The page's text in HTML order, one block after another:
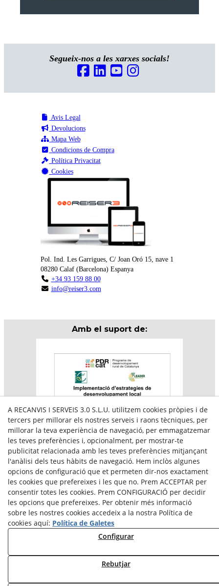
Segueix-nos a les xarxes socials!
Avis Legal
Devolucions
Mapa Web
Condicions de Compra
Política Privacitat
Cookies
Pol. Ind. Les Garrigues, C/ Joan Oró 15, nave 1
08280 Calaf (Barcelona) Espanya
+34 93 159 88 00
info@reiser3.com
Amb el suport de:
Aquesta empresa participa en el programa per a la
contractació de persones en situació de major
vulnerabilitat,
subvencionat pel Servei Públic d’Ocupació de Catalunya i
amb el cofinançament del Fons Social Europeu Plus
A RECANVIS I SERVEIS 3.0 S.L.U. utilitzem cookies pròpies i de
tercers per millorar els nostres serveis i raons tècniques, per
millorar la teva experiència de navegació, per emmagatzemar
les teves preferències i, opcionalment, per mostrar-te
publicitat relacionada amb les teves preferències mitjançant
l'anàlisi dels teus hàbits de navegació. Hem inclòs algunes
opcions de configuració que et permeten dir-nos exactament
les cookies que prefereixes i les que no. Prem ACCEPTAR per
consentir totes les cookies. Prem CONFIGURACIÓ per decidir
les opcions que prefereixes. Per obtenir més informació
sobre les nostres cookies accedeix a la nostra Política de
cookies aquí: Política de Galetes
Configurar
Rebutjar